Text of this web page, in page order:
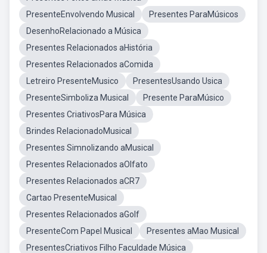
PresenteEnvolvendo Musical
Presentes ParaMúsicos
DesenhoRelacionado a Música
Presentes Relacionados aHistória
Presentes Relacionados aComida
Letreiro PresenteMusico
PresentesUsando Usica
PresenteSimboliza Musical
Presente ParaMúsico
Presentes CriativosPara Música
Brindes RelacionadoMusical
Presentes Simnolizando aMusical
Presentes Relacionados aOlfato
Presentes Relacionados aCR7
Cartao PresenteMusical
Presentes Relacionados aGolf
PresenteCom Papel Musical
Presentes aMao Musical
PresentesCriativos Filho Faculdade Música